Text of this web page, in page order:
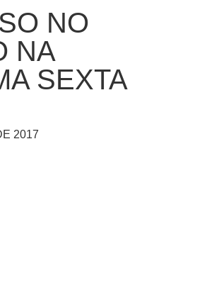
NO
NA
SEXTA
2017